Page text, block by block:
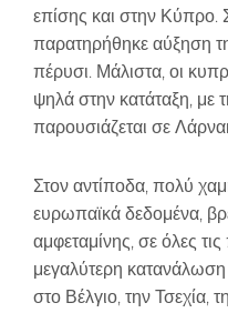
επίσης και στην Κύπρο.
παρατηρήθηκε αύξηση
πέρυσι. Μάλιστα, οι
ψηλά στην κατάταξη, με
παρουσιάζεται σε
Στον αντίποδα, πολύ
ευρωπαϊκά δεδομένα,
αμφεταμίνης, σε όλες
μεγαλύτερη
στο Βέλγιο, την Τσεχία,